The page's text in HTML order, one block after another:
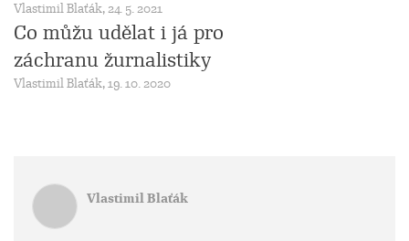
Vlastimil Blaťák, 24. 5. 2021
Co můžu udělat i já pro
záchranu žurnalistiky
Vlastimil Blaťák, 19. 10. 2020
Vlastimil Blaťák